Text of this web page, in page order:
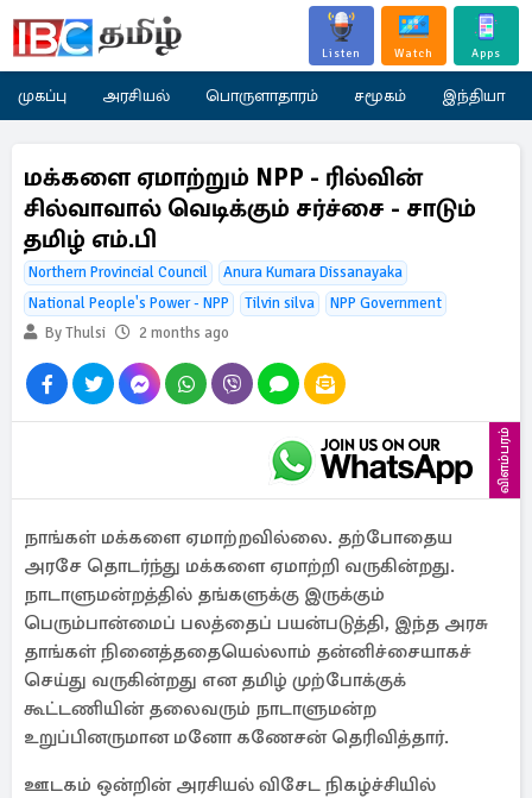
Listen Watch Apps
முகப்பு அரசியல் பொருளாதாரம் சமூகம் இந்தியா
மக்களை ஏமாற்றும் NPP - ரில்வின்
சில்வாவால் வெடிக்கும் சர்ச்சை - சாடும்
தமிழ் எம்.பி
Northern Provincial Council
Anura Kumara Dissanayaka
National People's Power - NPP
Tilvin silva
NPP Government
By Thulsi
2 months ago
விளம்பரம்
நாங்கள் மக்களை ஏமாற்றவில்லை. தற்போதைய
அரசே தொடர்ந்து மக்களை ஏமாற்றி வருகின்றது.
நாடாளுமன்றத்தில் தங்களுக்கு இருக்கும்
பெரும்பான்மைப் பலத்தைப் பயன்படுத்தி, இந்த அரசு
தாங்கள் நினைத்ததையெல்லாம் தன்னிச்சையாகச்
செய்து வருகின்றது என தமிழ் முற்போக்குக்
கூட்டணியின் தலைவரும் நாடாளுமன்ற
உறுப்பினருமான மனோ கணேசன் தெரிவித்தார்.
ஊடகம் ஒன்றின் அரசியல் விசேட நிகழ்ச்சியில்